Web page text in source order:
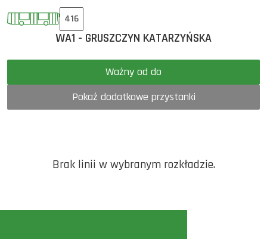
416
WA1 - GRUSZCZYN KATARZYŃSKA
Ważny od do
Pokaż dodatkowe przystanki
Brak linii w wybranym rozkładzie.